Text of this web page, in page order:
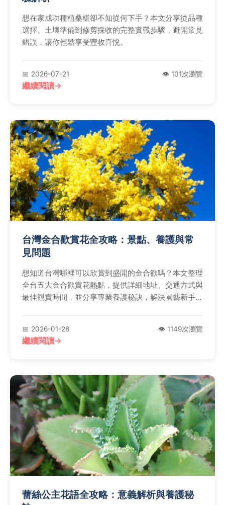
想在家成功種植桑椹卻不知從何下手？本文分享從品種
選擇、土壤準備到修剪採收的完整實戰步驟，避開常見
錯誤，讓你輕鬆享受豐收喜悅。
📅 2026-07-21 👁️ 101次瀏覽
繼續閱讀
台灣金合歡賞花全攻略：景點、養護與常
見問題
想知道台灣哪裡可以欣賞到盛開的金合歡嗎？本文整理
全台五大金合歡賞花熱點，提供詳細地址、交通方式與
最佳觀賞時間，並分享專業養護秘訣，解決園藝新手的
📅 2026-01-28 👁️ 1149次瀏覽
繼續閱讀
蕾絲公主花語全攻略：意義解析與養護秘